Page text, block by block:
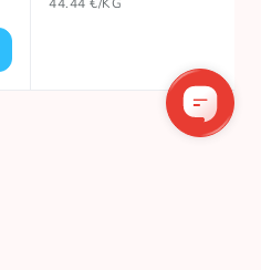
44.44 €/KG